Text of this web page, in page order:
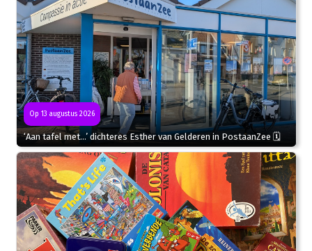
Op 13 augustus 2026
‘Aan tafel met…’ dichteres Esther van Gelderen in PostaanZee 🗓